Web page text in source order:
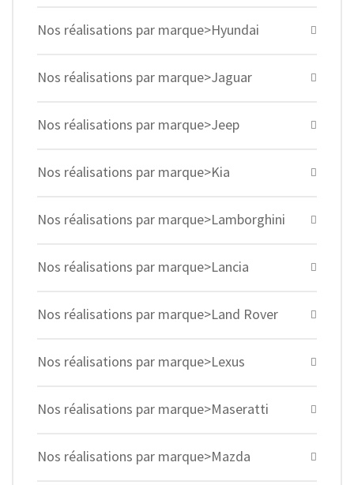
Nos réalisations par marque>Hyundai
Nos réalisations par marque>Jaguar
Nos réalisations par marque>Jeep
Nos réalisations par marque>Kia
Nos réalisations par marque>Lamborghini
Nos réalisations par marque>Lancia
Nos réalisations par marque>Land Rover
Nos réalisations par marque>Lexus
Nos réalisations par marque>Maseratti
Nos réalisations par marque>Mazda